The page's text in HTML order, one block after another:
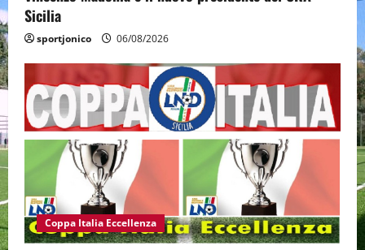
Sicilia
sportjonico 06/08/2026
Coppa Italia Eccellenza